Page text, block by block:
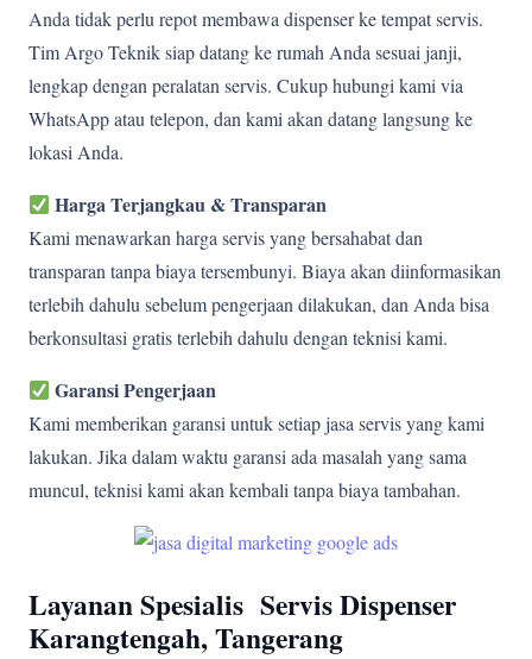
Anda tidak perlu repot membawa dispenser ke tempat servis.
Tim Argo Teknik siap datang ke rumah Anda sesuai janji,
lengkap dengan peralatan servis. Cukup hubungi kami via
WhatsApp atau telepon, dan kami akan datang langsung ke
lokasi Anda.
Harga Terjangkau & Transparan
Kami menawarkan harga servis yang bersahabat dan
transparan tanpa biaya tersembunyi. Biaya akan diinformasikan
terlebih dahulu sebelum pengerjaan dilakukan, dan Anda bisa
berkonsultasi gratis terlebih dahulu dengan teknisi kami.
Garansi Pengerjaan
Kami memberikan garansi untuk setiap jasa servis yang kami
lakukan. Jika dalam waktu garansi ada masalah yang sama
muncul, teknisi kami akan kembali tanpa biaya tambahan.
Layanan Spesialis Servis Dispenser
Karangtengah, Tangerang